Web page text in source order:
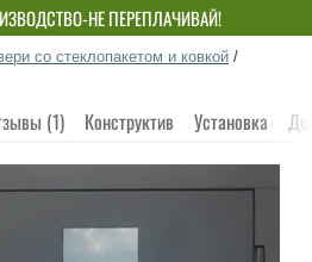
НЕ ПЕРЕПЛАЧИВАЙ!
со стеклопакетом и ковкой /
(1) Конструктив Установка